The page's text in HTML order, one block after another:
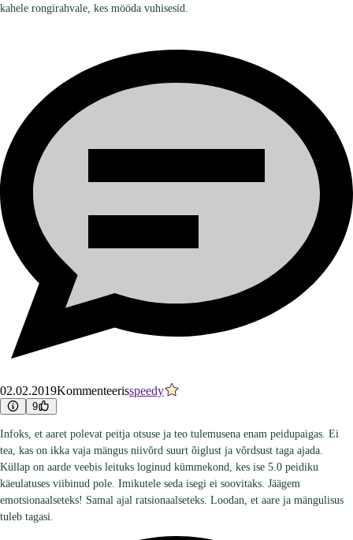
kahele rongirahvale, kes mööda vuhisesid.
02.02.2019Kommenteerisspeedy
9
Infoks, et aaret polevat peitja otsuse ja teo tulemusena enam peidupaigas. Ei
tea, kas on ikka vaja mängus niivõrd suurt õiglust ja võrdsust taga ajada.
Küllap on aarde veebis leituks loginud kümmekond, kes ise 5.0 peidiku
käeulatuses viibinud pole. Imikutele seda isegi ei soovitaks. Jäägem
emotsionaalseteks! Samal ajal ratsionaalseteks. Loodan, et aare ja mängulisus
tuleb tagasi.